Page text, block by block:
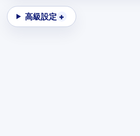
高級設定